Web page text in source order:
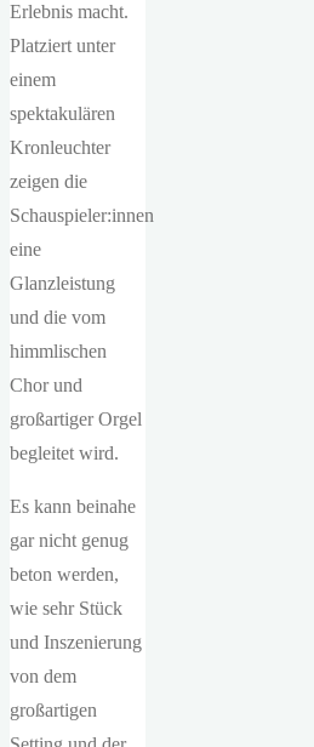
Erlebnis macht.
Platziert unter
einem
spektakulären
Kronleuchter
zeigen die
Schauspieler:innen
eine
Glanzleistung
und die vom
himmlischen
Chor und
großartiger Orgel
begleitet wird.
Es kann beinahe
gar nicht genug
beton werden,
wie sehr Stück
und Inszenierung
von dem
großartigen